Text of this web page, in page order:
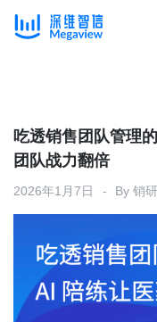
产品总览
产品集成
下载客户端
解决方案
按行业
消费医疗
客户案例
开放平台
定价
吃透销售团队管理
团队战力翻倍
2026年1月7日 By 销